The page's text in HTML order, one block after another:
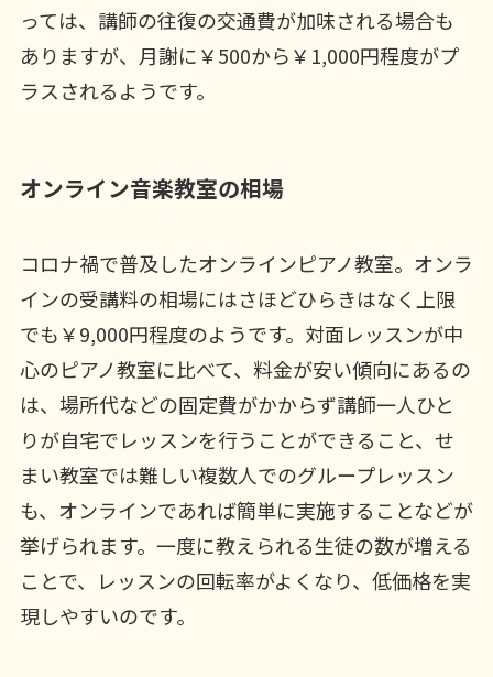
っては、講師の往復の交通費が加味される場合も
ありますが、月謝に￥500から￥1,000円程度がプ
ラスされるようです。
オンライン音楽教室の相場
コロナ禍で普及したオンラインピアノ教室。オンラ
インの受講料の相場にはさほどひらきはなく上限
でも￥9,000円程度のようです。対面レッスンが中
心のピアノ教室に比べて、料金が安い傾向にあるの
は、場所代などの固定費がかからず講師一人ひと
りが自宅でレッスンを行うことができること、せ
まい教室では難しい複数人でのグループレッスン
も、オンラインであれば簡単に実施することなどが
挙げられます。一度に教えられる生徒の数が増える
ことで、レッスンの回転率がよくなり、低価格を実
現しやすいのです。